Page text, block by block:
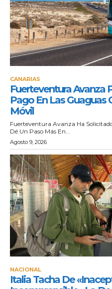
CANARIAS
Fuerteventura Avanza
Pago En Las Guaguas
Móvil
Fuerteventura Avanza Ha
Dé Un Paso Más En...
Agosto 9, 2026
NACIONAL
Italia Tacha De